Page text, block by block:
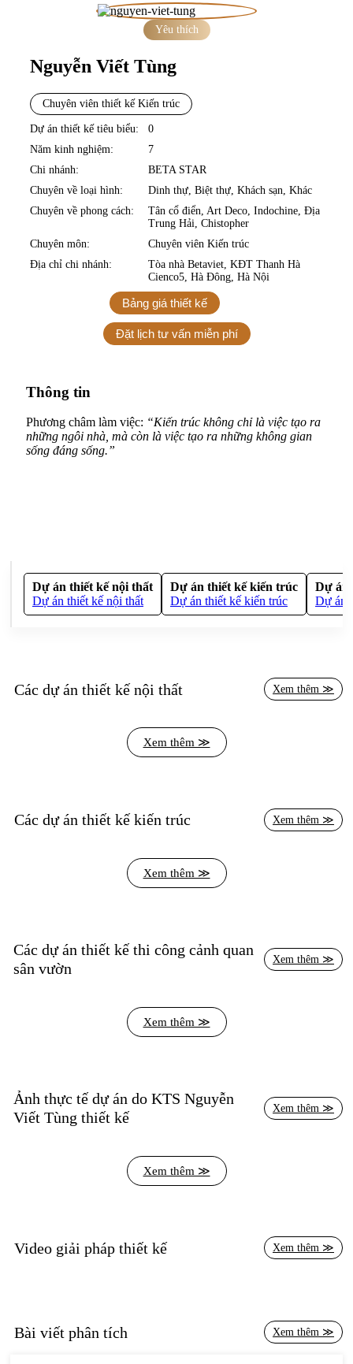
Yêu thích
C
H
U
Y
Ê
N
V
I
Ê
N
K
I
Ế
N
T
R
Ú
C
Nguyễn Viết Tùng
Chuyên viên thiết kế Kiến trúc
Dự án thiết kế tiêu biểu:
0
Năm kinh nghiệm:
7
Chi nhánh:
BETA STAR
Chuyên về loại hình:
Dinh thự, Biệt thự, Khách sạn, Khác
Chuyên về phong cách:
Tân cổ điển, Art Deco, Indochine, Địa
Trung Hải, Chistopher
Chuyên môn:
Chuyên viên Kiến trúc
Địa chỉ chi nhánh:
Tòa nhà Betaviet, KĐT Thanh Hà
Cienco5, Hà Đông, Hà Nội
Bảng giá thiết kế
Đặt lịch tư vấn miễn phí
Thông tin
Phương châm làm việc: “Kiến trúc không chỉ là việc tạo ra
những ngôi nhà, mà còn là việc tạo ra những không gian
sống đáng sống.”
Dự án thiết kế nội thất
Dự án thiết kế nội thất
Dự án thiết kế kiến trúc
Dự án thiết kế kiến trúc
Dự án
Dự án
Các dự án thiết kế nội thất Xem thêm ≫
Xem thêm ≫
Các dự án thiết kế kiến trúc Xem thêm ≫
Xem thêm ≫
Các dự án thiết kế thi công cảnh quan
sân vườn
Xem thêm ≫
Xem thêm ≫
Nguyễn
Viết Tùng
Xem thêm ≫
Xem thêm ≫
Video giải pháp thiết kế Xem thêm ≫
Bài viết phân tích Xem thêm ≫